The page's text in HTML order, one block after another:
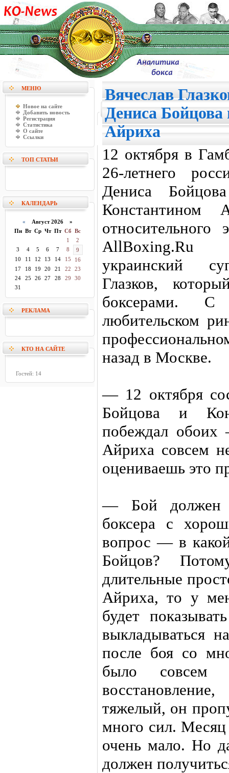
МЕНЮ
Новое на сайте
Добавить новость
Регистрация
Статистика
О сайте
Ссылки
ТОП СТАТЬИ
КАЛЕНДАРЬ
« Август 2026 »
Пн Вт Ср Чт Пт Сб Вс
1
2
3
4 5 6 7 8
9
10
11 12 13 14 15
16
17
18 19 20 21 22
23
24
25 26 27 28 29
30
31
РЕКЛАМА
КТО НА САЙТЕ
Гостей: 14
Вячеслав
Дениса Бойцова
Айриха
12 октября в
26-летнего
Дениса
Константином
AllBoxing.Ru
украинский
Глазков,
боксерами.
любительском
назад в Москве.
— 12 октября
Бойцова и
побеждал
Айриха совсем
оцениваешь это
— Бой должен
боксера с
вопрос — в
Бойцов?
длительные
Айриха, то у
будет
выкладываться
после боя со
было совсем
тяжелый, он
много сил.
очень мало. Но
должен